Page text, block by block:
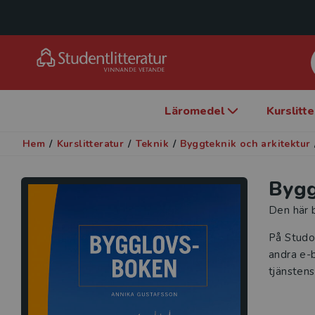
Läromedel
Hem / Kurslitteratur / Teknik / Byggteknik och arkitektur
Den här
På
andra e-